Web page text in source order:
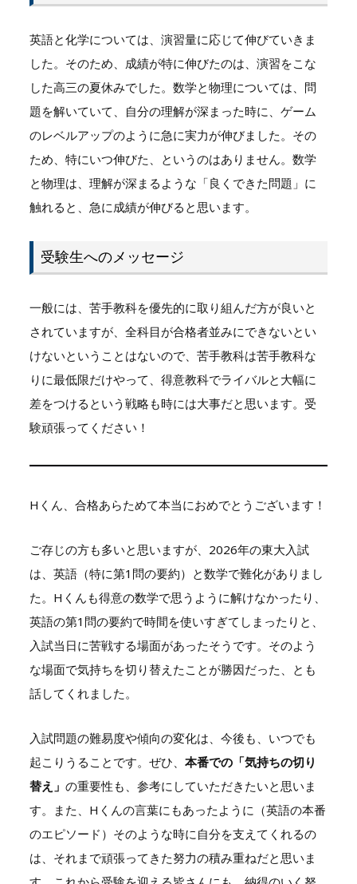
英語と化学については、演習量に応じて伸びていきま
した。そのため、成績が特に伸びたのは、演習をこな
した高三の夏休みでした。数学と物理については、問
題を解いていて、自分の理解が深まった時に、ゲーム
のレベルアップのように急に実力が伸びました。その
ため、特にいつ伸びた、というのはありません。数学
と物理は、理解が深まるような「良くできた問題」に
触れると、急に成績が伸びると思います。
受験生へのメッセージ
一般には、苦手教科を優先的に取り組んだ方が良いと
されていますが、全科目が合格者並みにできないとい
けないということはないので、苦手教科は苦手教科な
りに最低限だけやって、得意教科でライバルと大幅に
差をつけるという戦略も時には大事だと思います。受
験頑張ってください！
Hくん、合格あらためて本当におめでとうございます！
ご存じの方も多いと思いますが、2026年の東大入試
は、英語（特に第1問の要約）と数学で難化がありまし
た。Hくんも得意の数学で思うように解けなかったり、
英語の第1問の要約で時間を使いすぎてしまったりと、
入試当日に苦戦する場面があったそうです。そのよう
な場面で気持ちを切り替えたことが勝因だった、とも
話してくれました。
入試問題の難易度や傾向の変化は、今後も、いつでも
起こりうることです。ぜひ、 本番での「気持ちの切り
替え」 の重要性も、参考にしていただきたいと思いま
す。また、Hくんの言葉にもあったように（英語の本番
のエピソード）そのような時に自分を支えてくれるの
は、それまで頑張ってきた努力の積み重ねだと思いま